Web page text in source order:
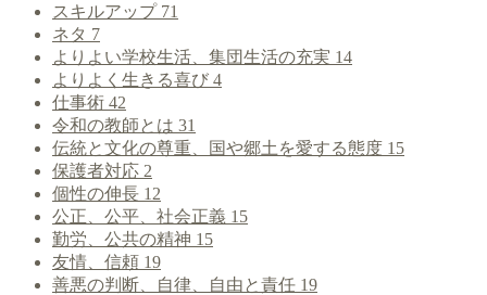
スキルアップ 71
ネタ 7
よりよい学校生活、集団生活の充実 14
よりよく生きる喜び 4
仕事術 42
令和の教師とは 31
伝統と文化の尊重、国や郷土を愛する態度 15
保護者対応 2
個性の伸長 12
公正、公平、社会正義 15
勤労、公共の精神 15
友情、信頼 19
善悪の判断、自律、自由と責任 19